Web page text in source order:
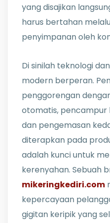
yang disajikan
harus bertahan
penyimpanan oleh
Di sinilah teknologi
modern berperan.
penggorengan
otomatis, pencampur
dan pengemasan
diterapkan pada
adalah kunci untuk
kerenyahan. Sebuah
mikeringkediri.com
kepercayaan
gigitan keripik yang